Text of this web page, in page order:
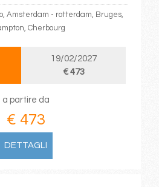
Amsterdam - rotterdam, Bruges,
Cherbourg
19/02/2027
€ 473
a partire da
€ 473
DETTAGLI